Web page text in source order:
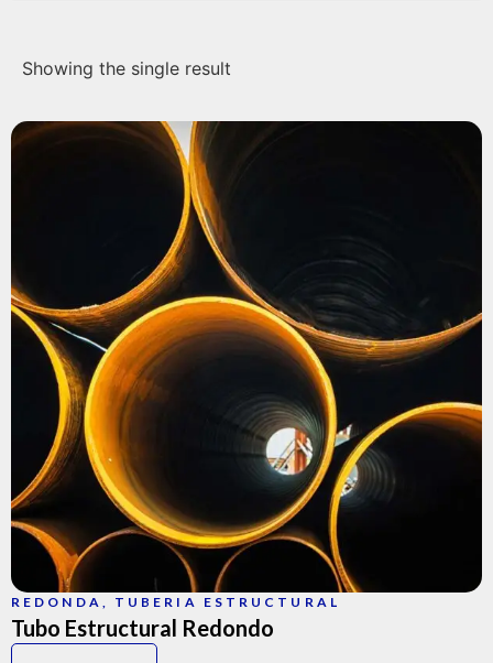
Showing the single result
REDONDA , TUBERIA ESTRUCTURAL
Tubo Estructural Redondo